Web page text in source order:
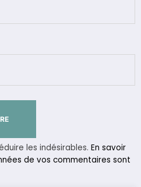
les indésirables. En savoir
de vos commentaires sont